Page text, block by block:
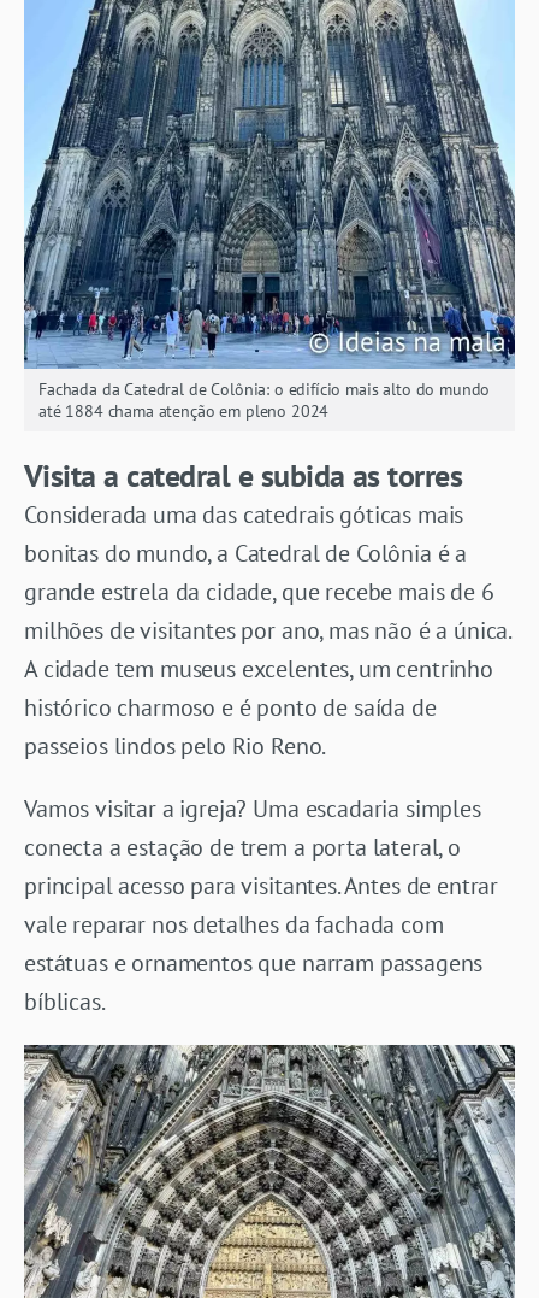
Fachada da Catedral de Colônia: o edifício mais alto do mundo
até 1884 chama atenção em pleno 2024
Visita a catedral e subida as torres
Considerada uma das catedrais góticas mais
bonitas do mundo, a Catedral de Colônia é a
grande estrela da cidade, que recebe mais de 6
milhões de visitantes por ano, mas não é a única.
A cidade tem museus excelentes, um centrinho
histórico charmoso e é ponto de saída de
passeios lindos pelo Rio Reno.
Vamos visitar a igreja? Uma escadaria simples
conecta a estação de trem a porta lateral, o
principal acesso para visitantes. Antes de entrar
vale reparar nos detalhes da fachada com
estátuas e ornamentos que narram passagens
bíblicas.